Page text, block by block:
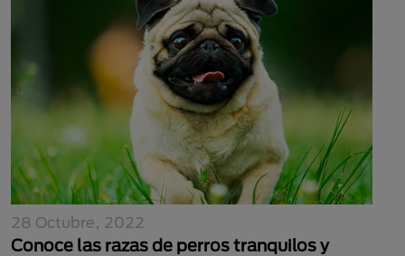
28 Octubre, 2022
Conoce las razas de perros tranquilos y